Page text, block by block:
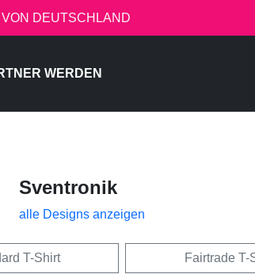
DEUTSCHLAND
WERDEN
Sventronik
alle Designs anzeigen
T-Shirt Fairtrade T-